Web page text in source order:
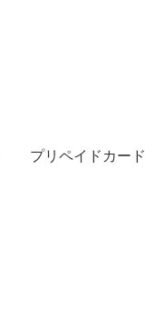
プリペイドカード